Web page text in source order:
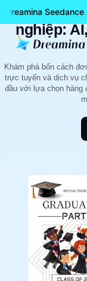
Dreamina Seedance
4
nghiệp:
Khám phá bốn cách
trực tuyến và dịch vụ
đầu với lựa chọn hàng